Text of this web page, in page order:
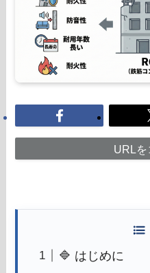
URLを
🔷 はじめに